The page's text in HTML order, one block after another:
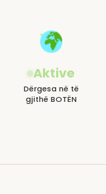
Aktive
Dërgesa në të
gjithë BOTËN